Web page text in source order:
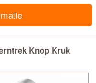
Knop Kruk